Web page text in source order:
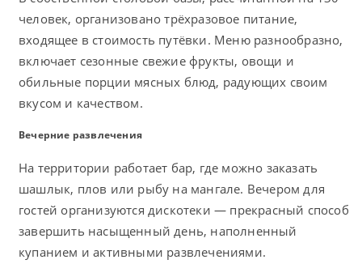
человек, организовано трёхразовое питание,
входящее в стоимость путёвки. Меню разнообразно,
включает сезонные свежие фрукты, овощи и
обильные порции мясных блюд, радующих своим
вкусом и качеством.
Вечерние развлечения
На территории работает бар, где можно заказать
шашлык, плов или рыбу на мангале. Вечером для
гостей организуются дискотеки — прекрасный способ
завершить насыщенный день, наполненный
купанием и активными развлечениями.